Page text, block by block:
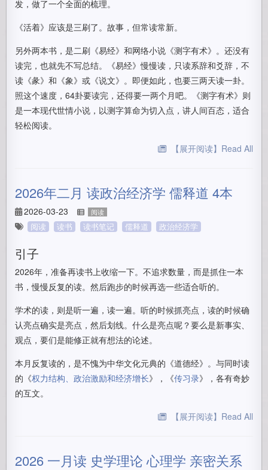
发，做了一个全面的梳理。
《活着》应该是三刷了。故事，但常读常新。
另外两本书，是二刷《易经》和网络小说《测字有术》。还没有
读完，也就先不写总结。《易经》慢慢读，只读系辞和爻辞，不
读《彖》和《象》或《说文》。即便如此，也要三两天读一卦。
照这个速度，64卦要读完，还得要一两个月吧。《测字有术》则
是一本现代世情小说，以测字算命为切入点，讲人间百态，适合
轻松阅读。
【展开阅读】Read All
2026年二月 读政治经济学 儒释道 4本
2026-03-23 阅读
阅读 读书 读书笔记 儒释道 政治经济学
引子
2026年，准备再读书上收缩一下。不追求数量，而是抓住一本
书，慢慢反复的读。然后跑步的时候再选一些适合听的。
学术的读，则是听一遍，读一遍。听的时候抓亮点，读的时候确
认亮点确实是亮点，然后划线。什么是亮点呢？要么是新事实、
观点，要们是能修正就有想法的论述。
本月反复读的，是不愧为中华文化元典的《道德经》。与同时读
的《权力结构、政治激励和经济增长》，《传习录》，各有奇妙
的互文。
【展开阅读】Read All
2026 一月读 史学理论 心理学 亲密关系